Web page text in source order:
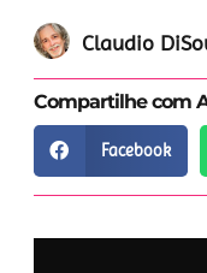
Claudio
Compartilhe com
Facebook